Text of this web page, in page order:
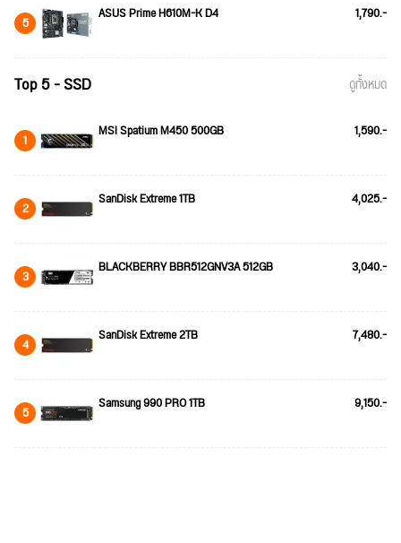
5 ASUS Prime H610M-K D4 1,790.-
Top 5 - SSD ดูทั้งหมด
1 MSI Spatium M450 500GB 1,590.-
2 SanDisk Extreme 1TB 4,025.-
3 BLACKBERRY BBR512GNV3A 512GB 3,040.-
4 SanDisk Extreme 2TB 7,480.-
5 Samsung 990 PRO 1TB 9,150.-